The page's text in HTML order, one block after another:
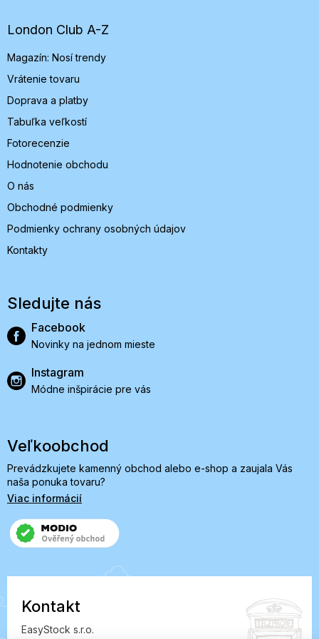
e
London Club A-Z
Magazín: Nosí trendy
Vrátenie tovaru
Doprava a platby
Tabuľka veľkostí
Fotorecenzie
Hodnotenie obchodu
O nás
Obchodné podmienky
Podmienky ochrany osobných údajov
Kontakty
Sledujte nás
Facebook
Novinky na jednom mieste
Instagram
Módne inšpirácie pre vás
Veľkoobchod
Prevádzkujete kamenný obchod alebo e-shop a zaujala Vás
naša ponuka tovaru?
Viac informácií
Kontakt
EasyStock s.r.o.